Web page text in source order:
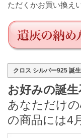
ただくかお買い換え
クロス シルバー925 誕
お好みの誕
あなただけ
の商品には4